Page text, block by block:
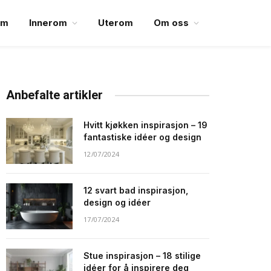
Innerom Uterom Om oss
Anbefalte artikler
Hvitt kjøkken inspirasjon – 19
fantastiske idéer og design
12/07/2024
12 svart bad inspirasjon,
design og idéer
17/07/2024
Stue inspirasjon – 18 stilige
idéer for å inspirere deg